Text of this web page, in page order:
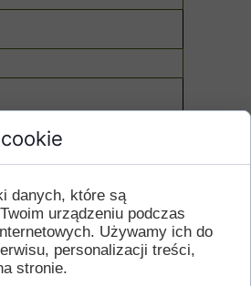
danych, które są
urządzeniu podczas
Używamy ich do
personalizacji treści,
stronie.